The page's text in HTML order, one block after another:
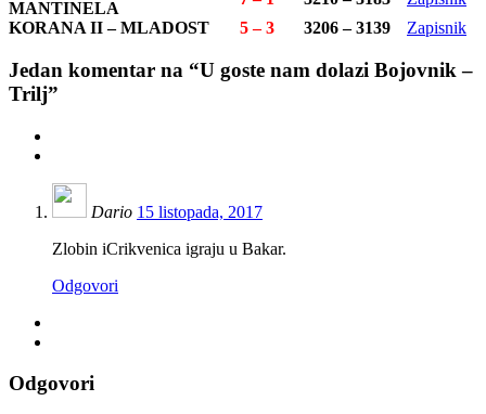
MANTINELA
KORANA II – MLADOST
5 – 3 3206 – 3139 Zapisnik
Jedan komentar na “U goste nam dolazi Bojovnik –
Trilj”
Dario 15 listopada, 2017
Zlobin iCrikvenica igraju u Bakar.
Odgovori
Odgovori